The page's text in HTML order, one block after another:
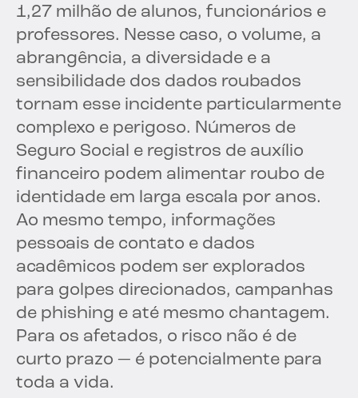
1,27 milhão de alunos, funcionários e
professores. Nesse caso, o volume, a
abrangência, a diversidade e a
sensibilidade dos dados roubados
tornam esse incidente particularmente
complexo e perigoso. Números de
Seguro Social e registros de auxílio
financeiro podem alimentar roubo de
identidade em larga escala por anos.
Ao mesmo tempo, informações
pessoais de contato e dados
acadêmicos podem ser explorados
para golpes direcionados, campanhas
de phishing e até mesmo chantagem.
Para os afetados, o risco não é de
curto prazo — é potencialmente para
toda a vida.